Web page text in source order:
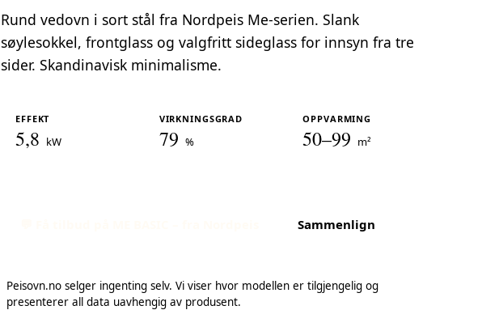
Rund vedovn i sort stål fra Nordpeis Me-serien. Slank
søylesokkel, frontglass og valgfritt sideglass for innsyn fra tre
sider. Skandinavisk minimalisme.
EFFEKT
5,8 kW
VIRKNINGSGRAD
79 %
OPPVARMING
50–99 m²
Sammenlign
Peisovn.no selger ingenting selv. Vi viser hvor modellen er tilgjengelig og
presenterer all data uavhengig av produsent.